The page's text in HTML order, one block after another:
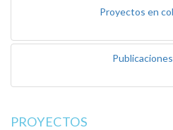
Proyectos en
PROYECTOS